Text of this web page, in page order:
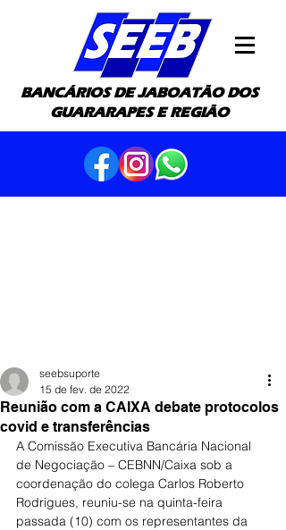
BANCÁRIOS DE JABOATÃO DOS
GUARARAPES E REGIÃO
Reunião com a CAIXA debate protocolos
covid e transferências
seebsuporte
15 de fev. de 2022
A Comissão Executiva Bancária Nacional
de Negociação – CEBNN/Caixa sob a
coordenação do colega Carlos Roberto
Rodrigues, reuniu-se na quinta-feira
passada (10) com os representantes da